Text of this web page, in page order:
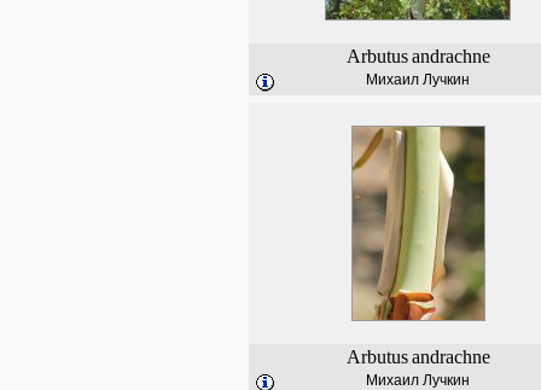
Arbutus andrachne
Михаил Лучкин
Arbutus andrachne
Михаил Лучкин